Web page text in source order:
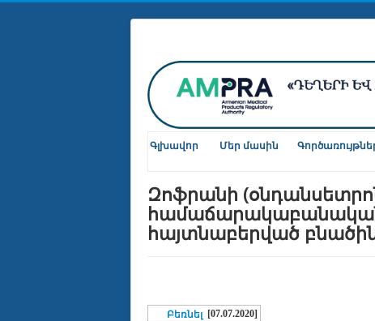
Գլխավոր Մեր մասին
Զոֆրանի
համաճարակաբանական
հայտնաբերված
Բեռնել [07.07.2020]